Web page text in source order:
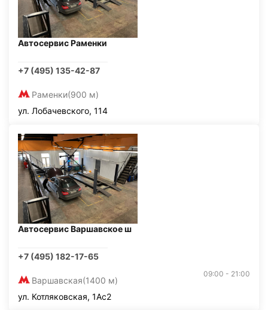
Автосервис Раменки
+7 (495) 135-42-87
Раменки(900 м)
ул. Лобачевского, 114
Автосервис Варшавское ш
+7 (495) 182-17-65
Варшавская(1400 м)
09:00 - 21:00
ул. Котляковская, 1Ас2